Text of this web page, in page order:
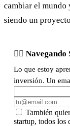
cambiar el mundo
siendo un
🏴‍☠️
Lo que estoy
inversión. Un
También
startup, todos los